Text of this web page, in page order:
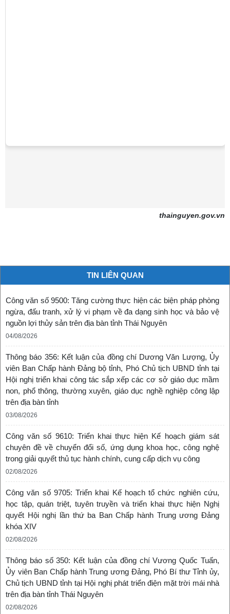
thainguyen.gov.vn
TIN LIÊN QUAN
Công văn số 9500: Tăng cường thực hiện các biện pháp phòng
ngừa, đấu tranh, xử lý vi phạm về đa dạng sinh học và bảo vệ
nguồn lợi thủy sản trên địa bàn tỉnh Thái Nguyên
04/08/2026
Thông báo 356: Kết luận của đồng chí Dương Văn Lượng, Ủy
viên Ban Chấp hành Đảng bộ tỉnh, Phó Chủ tịch UBND tỉnh tại
Hội nghị triển khai công tác sắp xếp các cơ sở giáo dục mầm
non, phổ thông, thường xuyên, giáo dục nghề nghiệp công lập
trên địa bàn tỉnh
03/08/2026
Công văn số 9610: Triển khai thực hiện Kế hoạch giám sát
chuyên đề về chuyển đổi số, ứng dụng khoa học, công nghệ
trong giải quyết thủ tục hành chính, cung cấp dịch vụ công
02/08/2026
Công văn số 9705: Triển khai Kế hoạch tổ chức nghiên cứu,
học tập, quán triệt, tuyên truyền và triển khai thực hiện Nghị
quyết Hội nghị lần thứ ba Ban Chấp hành Trung ương Đảng
khóa XIV
02/08/2026
Thông báo số 350: Kết luận của đồng chí Vương Quốc Tuấn,
Ủy viên Ban Chấp hành Trung ương Đảng, Phó Bí thư Tỉnh ủy,
Chủ tịch UBND tỉnh tại Hội nghị phát triển điện mặt trời mái nhà
trên địa bàn tỉnh Thái Nguyên
02/08/2026